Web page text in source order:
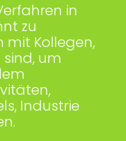
in
zu
mit Kollegen,
um
Industrie